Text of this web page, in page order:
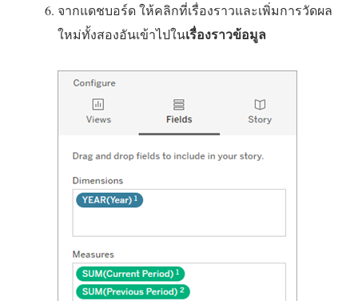
จากแดชบอร์ด ให้คลิกที่เรื่องราวและเพิ่มการวัดผล
ใหม่ทั้งสองอันเข้าไปในเรื่องราวข้อมูล